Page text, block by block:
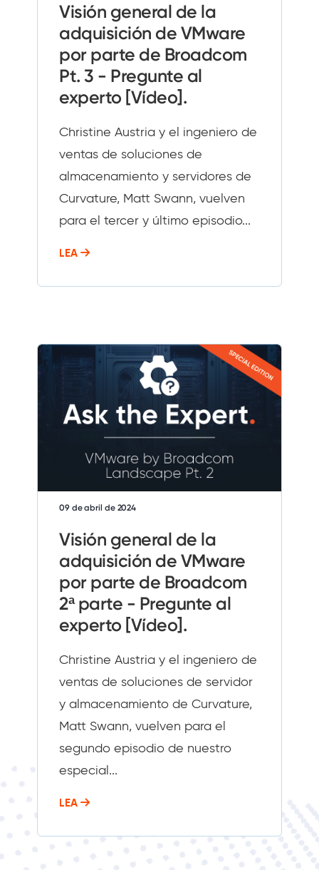
Visión general de la
adquisición de VMware
por parte de Broadcom
Pt. 3 - Pregunte al
experto [Vídeo].
Christine Austria y el ingeniero de
ventas de soluciones de
almacenamiento y servidores de
Curvature, Matt Swann, vuelven
para el tercer y último episodio...
LEA
09 de abril de 2024
Visión general de la
adquisición de VMware
por parte de Broadcom
2ª parte - Pregunte al
experto [Vídeo].
Christine Austria y el ingeniero de
ventas de soluciones de servidor
y almacenamiento de Curvature,
Matt Swann, vuelven para el
segundo episodio de nuestro
especial...
LEA